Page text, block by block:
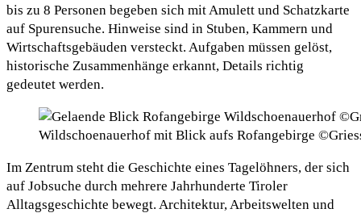
bis zu 8 Personen begeben sich mit Amulett und Schatzkarte
auf Spurensuche. Hinweise sind in Stuben, Kammern und
Wirtschaftsgebäuden versteckt. Aufgaben müssen gelöst,
historische Zusammenhänge erkannt, Details richtig
gedeutet werden.
Wildschoenauerhof mit Blick aufs Rofangebirge
Im Zentrum steht die Geschichte eines Tagelöhners, der sich
auf Jobsuche durch mehrere Jahrhunderte Tiroler
Alltagsgeschichte bewegt. Architektur, Arbeitswelten und